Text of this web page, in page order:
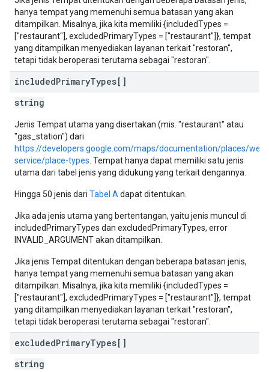
hanya tempat yang memenuhi semua batasan yang akan
ditampilkan. Misalnya, jika kita memiliki {includedTypes =
["restaurant"], excludedPrimaryTypes = ["restaurant"]}, tempat
yang ditampilkan menyediakan layanan terkait "restoran",
tetapi tidak beroperasi terutama sebagai "restoran".
includedPrimaryTypes[]
string
Jenis Tempat utama yang disertakan (mis. "restaurant" atau
"gas_station") dari
https://developers.google.com/maps/documentation/places/web-
service/place-types . Tempat hanya dapat memiliki satu jenis
utama dari tabel jenis yang didukung yang terkait dengannya.
Hingga 50 jenis dari Tabel A dapat ditentukan.
Jika ada jenis utama yang bertentangan, yaitu jenis muncul di
includedPrimaryTypes dan excludedPrimaryTypes, error
INVALID_ARGUMENT akan ditampilkan.
Jika jenis Tempat ditentukan dengan beberapa batasan jenis,
hanya tempat yang memenuhi semua batasan yang akan
ditampilkan. Misalnya, jika kita memiliki {includedTypes =
["restaurant"], excludedPrimaryTypes = ["restaurant"]}, tempat
yang ditampilkan menyediakan layanan terkait "restoran",
tetapi tidak beroperasi terutama sebagai "restoran".
excludedPrimaryTypes[]
string